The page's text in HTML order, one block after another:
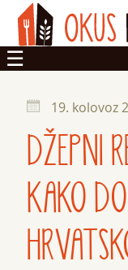
ZADRUGA
19. kolovoz
DŽEPNI
KAKO